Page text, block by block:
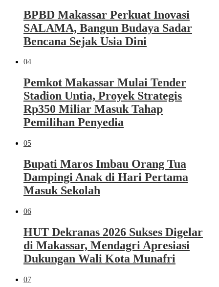
BPBD Makassar Perkuat Inovasi
SALAMA, Bangun Budaya Sadar
Bencana Sejak Usia Dini
04
Pemkot Makassar Mulai Tender
Stadion Untia, Proyek Strategis
Rp350 Miliar Masuk Tahap
Pemilihan Penyedia
05
Bupati Maros Imbau Orang Tua
Dampingi Anak di Hari Pertama
Masuk Sekolah
06
HUT Dekranas 2026 Sukses Digelar
di Makassar, Mendagri Apresiasi
Dukungan Wali Kota Munafri
07